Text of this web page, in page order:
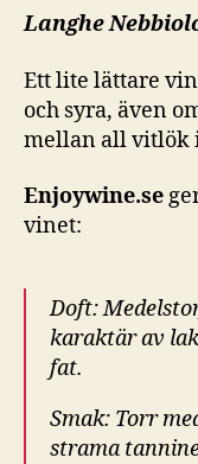
Langhe
Ett lite lättare
och syra, även
mellan all vitlök
Enjoywine.se
vinet:
Doft:
karaktär av
fat.
Smak: Torr
strama